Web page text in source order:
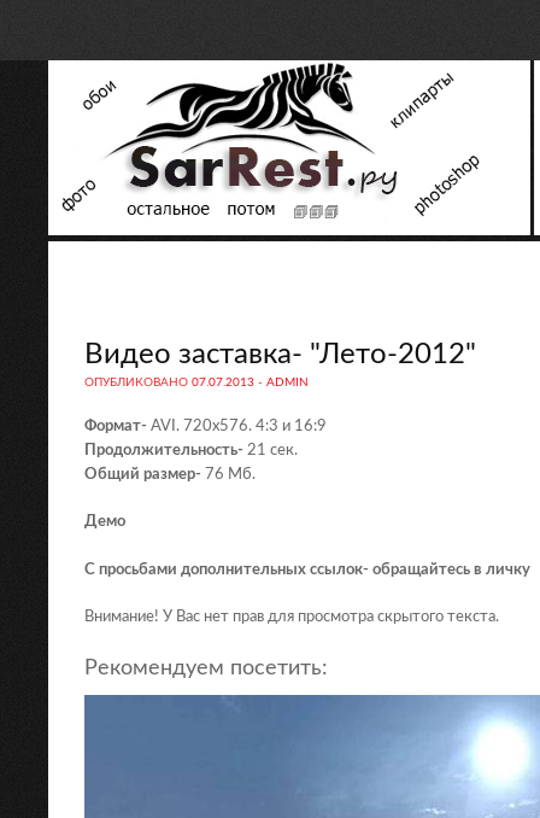
Видео заставка- "Лето-2012"
ОПУБЛИКОВАНО 07.07.2013 - ADMIN
Формат- AVI. 720х576. 4:3 и 16:9
Продолжительность- 21 сек.
Общий размер- 76 Мб.
Демо
С просьбами дополнительных ссылок- обращайтесь в личку
Внимание! У Вас нет прав для просмотра скрытого текста.
Рекомендуем посетить: